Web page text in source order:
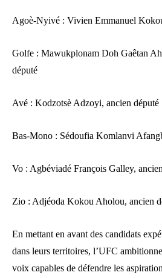
Agoè-Nyivé : Vivien Emmanuel
Golfe : Mawukplonam Doh Gaêtan
député
Avé : Kodzotsè Adzoyi, ancien député
Bas-Mono : Sédoufia Komlanvi
Vo : Agbéviadé François Galley,
Zio : Adjéoda Kokou Aholou, ancien
En mettant en avant des candidats
dans leurs territoires, l’UFC
voix capables de défendre les